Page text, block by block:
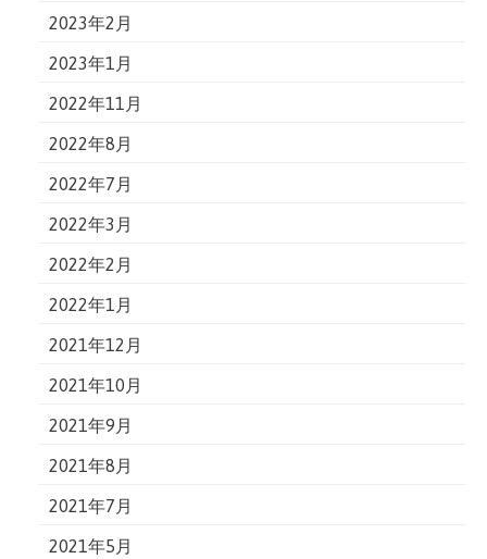
2023年2月
2023年1月
2022年11月
2022年8月
2022年7月
2022年3月
2022年2月
2022年1月
2021年12月
2021年10月
2021年9月
2021年8月
2021年7月
2021年5月